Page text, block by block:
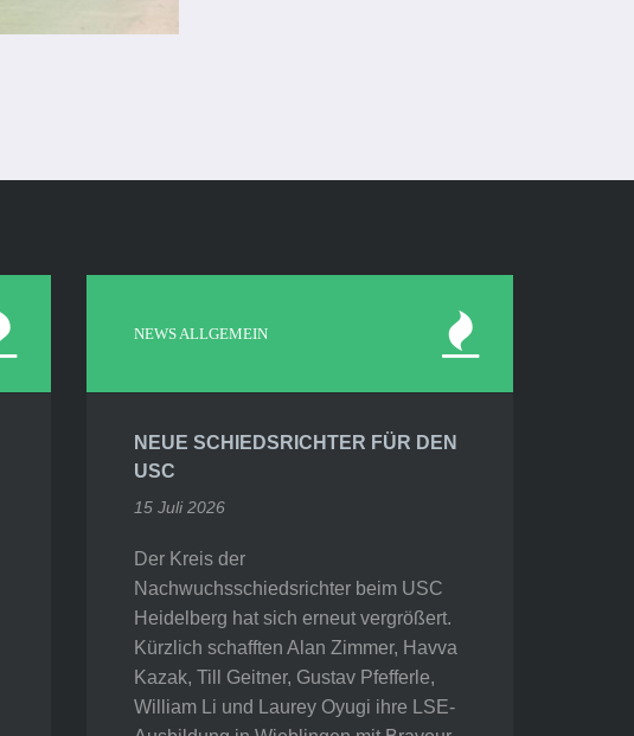
NEWS ALLGEMEIN
NEUE SCHIEDSRICHTER FÜR DEN
USC
15 Juli 2026
Der Kreis der
Nachwuchsschiedsrichter beim USC
Heidelberg hat sich erneut vergrößert.
Kürzlich schafften Alan Zimmer, Havva
Kazak, Till Geitner, Gustav Pfefferle,
William Li und Laurey Oyugi ihre LSE-